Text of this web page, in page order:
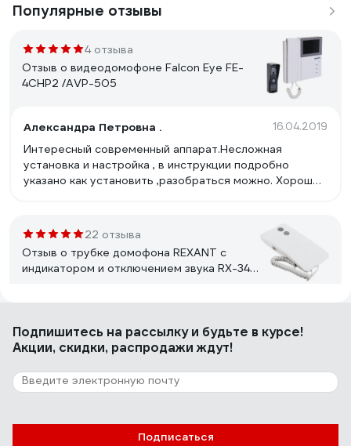
Популярные отзывы
4 отзыва
Отзыв о видеодомофоне Falcon Eye FE-
4CHP2 /AVP-505
Александра Петровна . 16.04.2019
Интересный современный аппарат.Несложная
установка и настройка , в инструкции подробно
указано как установить ,разобраться можно. Хорошее
-слышен на весь подъезд и звонок и разговор .
22 отзыва
Отзыв о трубке домофона REXANT с
индикатором и отключением звука RX-346
Все работает.
1 отзыв
Умный дом 76106/00 черный a069488
Подпишитесь на рассылкуи будьте в курсе!
Акции, скидки, распродажи ждут!
Подписаться